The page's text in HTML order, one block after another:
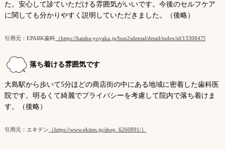
た。安心して診ていただける雰囲気がいいです。今後のセルフケア
に関しても分かりやすく説明していただきました。（後略）
引用元：EPARK歯科（https://haisha-yoyaku.jp/bun2sdental/detail/index/id/1330847954/）
落ち着ける雰囲気です
大島駅から歩いて5分ほどの商店街の中にある地域に密着した歯科医
院です。明るくて綺麗でプライバシーを考慮して院内で落ち着けま
す。（後略）
引用元：エキテン （https://www.ekiten.jp/shop_6260891/）